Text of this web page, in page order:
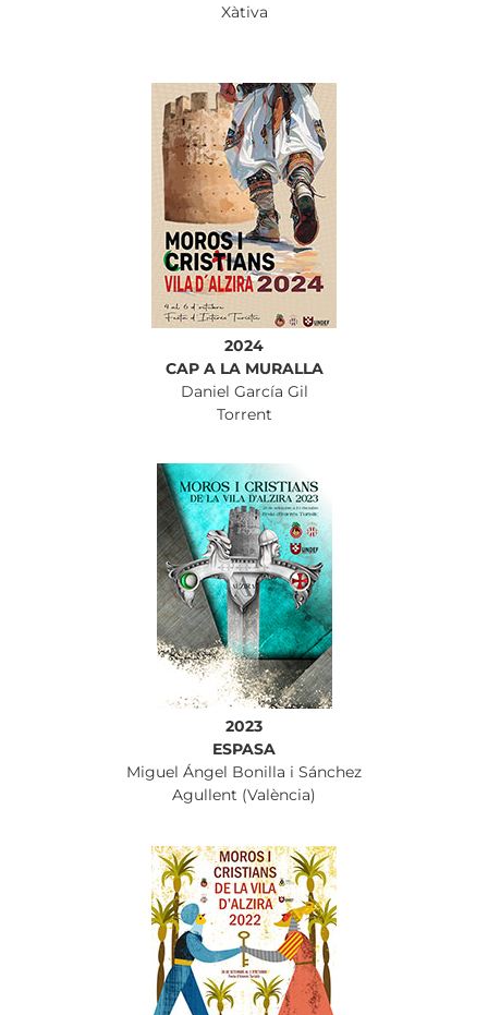
Xàtiva
2024
CAP A LA MURALLA
Daniel García Gil
Torrent
2023
ESPASA
Miguel Ángel Bonilla i Sánchez
Agullent (València)